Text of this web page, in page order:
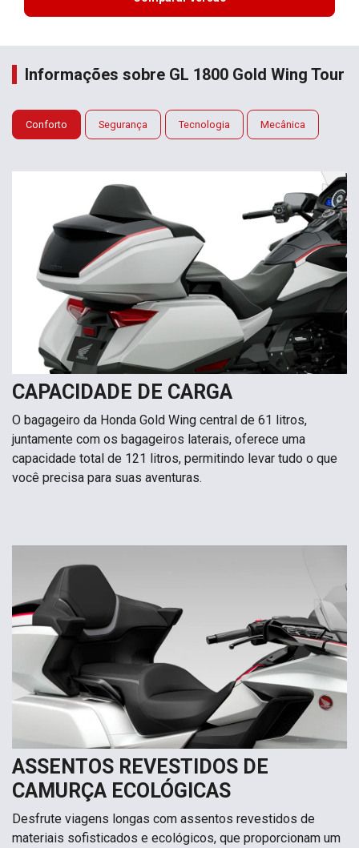
Informações sobre GL 1800 Gold Wing Tour
Conforto Segurança Tecnologia Mecânica
CAPACIDADE DE CARGA
O bagageiro da Honda Gold Wing central de 61 litros,
juntamente com os bagageiros laterais, oferece uma
capacidade total de 121 litros, permitindo levar tudo o que
você precisa para suas aventuras.
ASSENTOS REVESTIDOS DE
CAMURÇA ECOLÓGICAS
Desfrute viagens longas com assentos revestidos de
materiais sofisticados e ecológicos, que proporcionam um